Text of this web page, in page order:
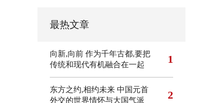
最热文章
向新,向前 作为千年古都,要把
传统和现代有机融合在一起
1
东方之约,相约未来 中国元首
外交的世界情怀与大国气派
2